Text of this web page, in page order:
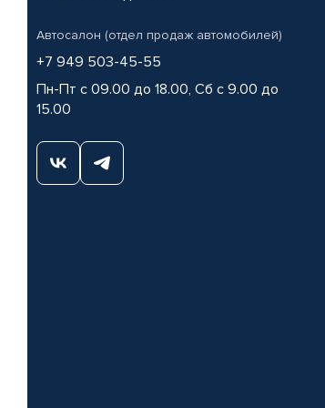
Автосалон (отдел продаж автомобилей)
+7 949 503-45-55
Пн-Пт с 09.00 до 18.00, Сб с 9.00 до
15.00